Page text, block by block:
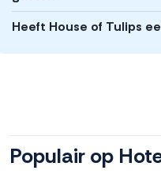
Heeft House of Tulips
Populair op